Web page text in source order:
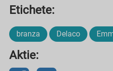
Etichete:
branza Delaco
Aktie: